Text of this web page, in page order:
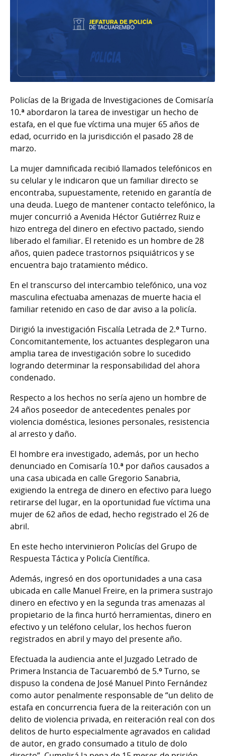
Policías de la Brigada de Investigaciones de Comisaría
10.ª abordaron la tarea de investigar un hecho de
estafa, en el que fue víctima una mujer 65 años de
edad, ocurrido en la jurisdicción el pasado 28 de
marzo.
La mujer damnificada recibió llamados telefónicos en
su celular y le indicaron que un familiar directo se
encontraba, supuestamente, retenido en garantía de
una deuda. Luego de mantener contacto telefónico, la
mujer concurrió a Avenida Héctor Gutiérrez Ruiz e
hizo entrega del dinero en efectivo pactado, siendo
liberado el familiar. El retenido es un hombre de 28
años, quien padece trastornos psiquiátricos y se
encuentra bajo tratamiento médico.
En el transcurso del intercambio telefónico, una voz
masculina efectuaba amenazas de muerte hacia el
familiar retenido en caso de dar aviso a la policía.
Dirigió la investigación Fiscalía Letrada de 2.º Turno.
Concomitantemente, los actuantes desplegaron una
amplia tarea de investigación sobre lo sucedido
logrando determinar la responsabilidad del ahora
condenado.
Respecto a los hechos no sería ajeno un hombre de
24 años poseedor de antecedentes penales por
violencia doméstica, lesiones personales, resistencia
al arresto y daño.
El hombre era investigado, además, por un hecho
denunciado en Comisaría 10.ª por daños causados a
una casa ubicada en calle Gregorio Sanabria,
exigiendo la entrega de dinero en efectivo para luego
retirarse del lugar, en la oportunidad fue víctima una
mujer de 62 años de edad, hecho registrado el 26 de
abril.
En este hecho intervinieron Policías del Grupo de
Respuesta Táctica y Policía Científica.
Además, ingresó en dos oportunidades a una casa
ubicada en calle Manuel Freire, en la primera sustrajo
dinero en efectivo y en la segunda tras amenazas al
propietario de la finca hurtó herramientas, dinero en
efectivo y un teléfono celular, los hechos fueron
registrados en abril y mayo del presente año.
Efectuada la audiencia ante el Juzgado Letrado de
Primera Instancia de Tacuarembó de 5.º Turno, se
dispuso la condena de José Manuel Pinto Fernández
como autor penalmente responsable de “un delito de
estafa en concurrencia fuera de la reiteración con un
delito de violencia privada, en reiteración real con dos
delitos de hurto especialmente agravados en calidad
de autor, en grado consumado a titulo de dolo